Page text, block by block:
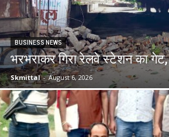
BUSINESS NEWS
भरभराकर गिरा रेलवे स्टेशन का गेट,
Skmittal - August 6, 2026